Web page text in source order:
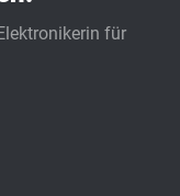
für